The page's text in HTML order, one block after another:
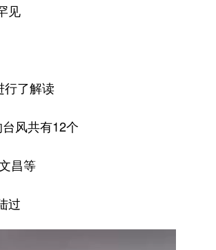
见
行了解读
风共有12个
昌等
过